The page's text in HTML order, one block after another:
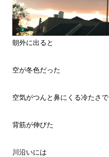
朝外に出ると
空が冬色だった
空気がつんと鼻にくる冷たさで
背筋が伸びた
川沿いには